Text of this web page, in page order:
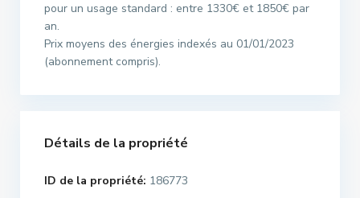
pour un usage standard : entre 1330€ et 1850€ par
an.
Prix moyens des énergies indexés au 01/01/2023
(abonnement compris).
Détails de la propriété
ID de la propriété: 186773